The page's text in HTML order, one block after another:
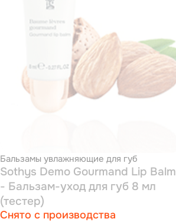
Бальзамы увлажняющие для губ
Sothys Demo Gourmand Lip Balm
- Бальзам-уход для губ 8 мл
(тестер)
Снято с производства